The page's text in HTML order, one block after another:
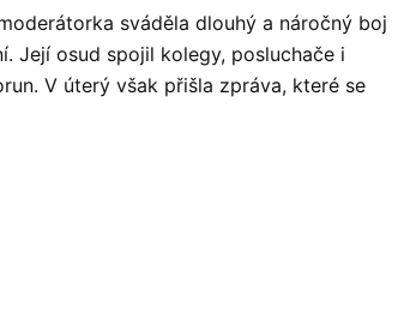
sváděla dlouhý a náročný boj
Její osud spojil kolegy, posluchače i
V úterý však přišla zpráva, které se